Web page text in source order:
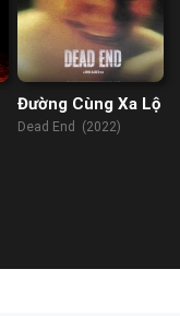
Đường Cùng Xa Lộ
Dead End (2022)